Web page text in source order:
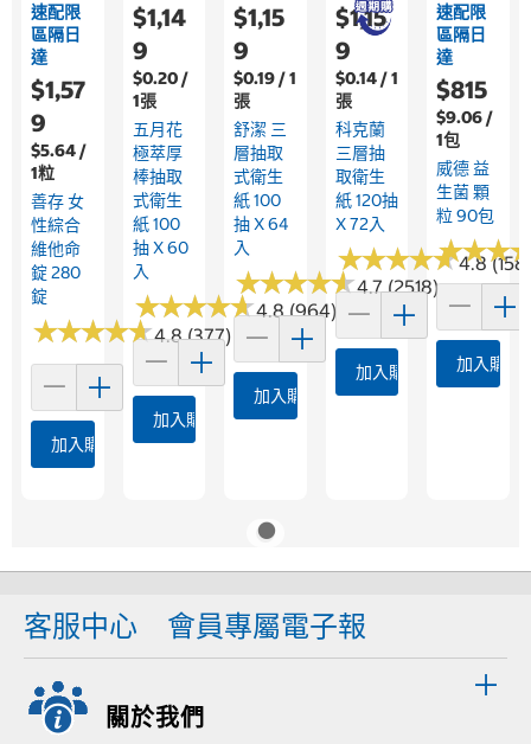
速配限
區隔日
達
$1,57
9
$5.64 /
1粒
善存 女
性綜合
維他命
錠 280
錠
★★★★★
★★★★★4.8 (377)
加入購物車
$1,14
9
$0.20 /
1張
五月花
極萃厚
棒抽取
式衛生
紙 100
抽 X 60
入
★★★★★
★★★★★4.8 (964)
加入購物車
$1,15
9
$0.19 / 1
張
舒潔 三
層抽取
式衛生
紙 100
抽 X 64
入
★★★★★
★★★★★4.7 (2518)
加入購物車
$1,15
9
$0.14 / 1
張
科克蘭
三層抽
取衛生
紙 120抽
X 72入
★★★★★
★★★★★4.8
加入購物車
速配限
區隔日
達
$815
$9.06 /
1包
威德 益
生菌 顆
粒 90包
★★★
★★★
加入購物
客服中心 會員專屬電子報
關於我們